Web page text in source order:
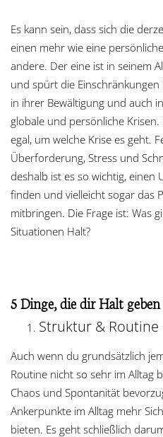
Es kann sein, dass sich die
einen mehr wie eine
andere. Der eine ist in seinem
und spürt die
in ihrer Bewältigung und auch
globale und persönliche
egal, um welche Krise es geht.
Überforderung, Stress und
deshalb ist es so wichtig, einen
finden und vielleicht sogar das
mitbringen. Die Frage ist: Was
Situationen Halt?
5 Dinge, die dir Halt
Struktur &
Auch wenn du grundsätzlich
Routine nicht so sehr im Alltag
Chaos und Spontanität
Ankerpunkte im Alltag mehr
bieten. Es geht schließlich